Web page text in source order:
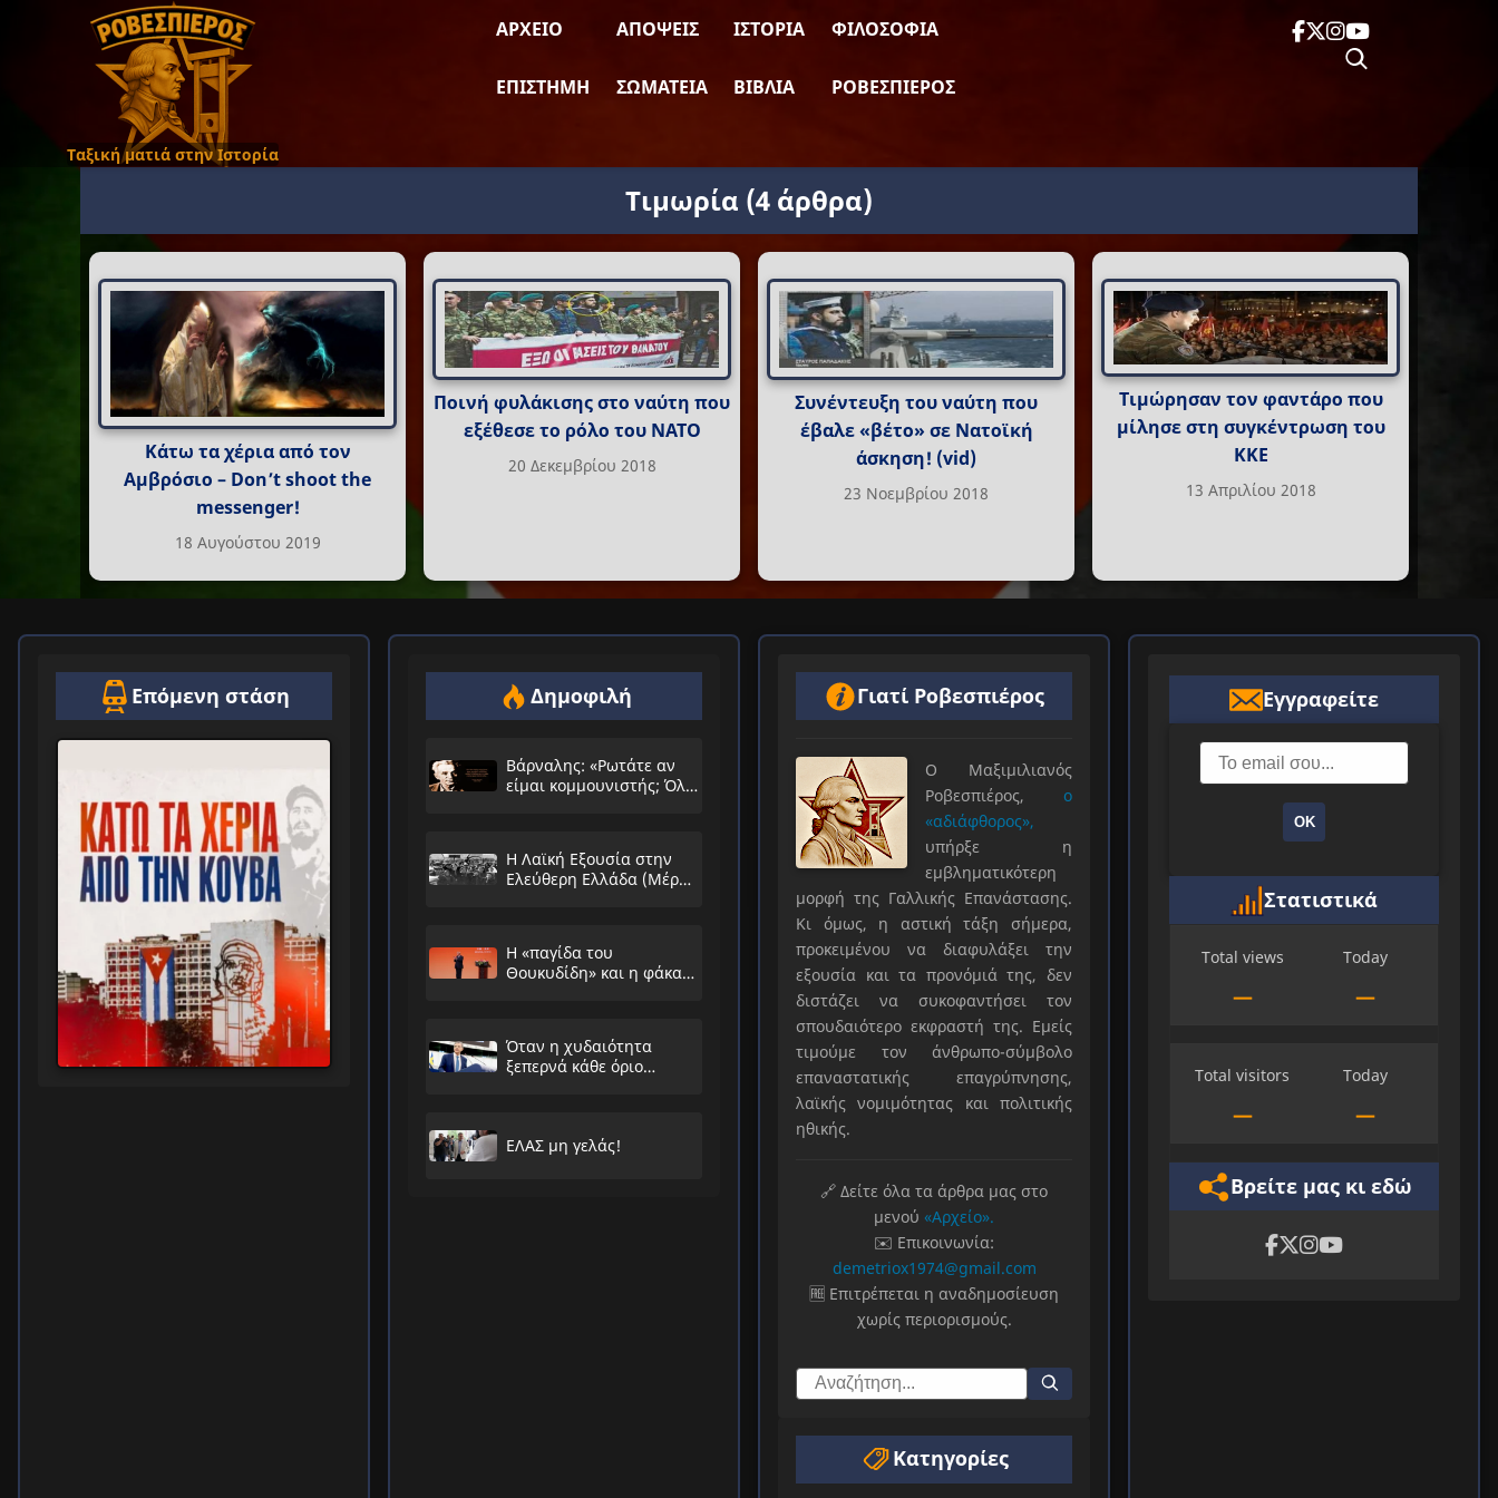
Ταξική ματιά στην Ιστορία
ΑΡΧΕΊΟ ΑΠΌΨΕΙΣ ΙΣΤΟΡΊΑ ΦΙΛΟΣΟΦΊΑ
ΕΠΙΣΤΉΜΗ ΣΩΜΑΤΕΊΑ ΒΙΒΛΊΑ ΡΟΒΕΣΠΙΈΡΟΣ
Τιμωρία (4 άρθρα)
Κάτω τα χέρια από τον
Αμβρόσιο – Don’t shoot the
messenger!
18 Αυγούστου 2019
Ποινή φυλάκισης στο ναύτη που
εξέθεσε το ρόλο του ΝΑΤΟ
20 Δεκεμβρίου 2018
Συνέντευξη του ναύτη που
έβαλε «βέτο» σε Νατοϊκή
άσκηση! (vid)
23 Νοεμβρίου 2018
Τιμώρησαν τον φαντάρο που
μίλησε στη συγκέντρωση του
ΚΚΕ
13 Απριλίου 2018
Επόμενη στάση Δημοφιλή
Βάρναλης: «Ρωτάτε αν
είμαι κομμουνιστής; Όλο
Η Λαϊκή Εξουσία στην
Ελεύθερη Ελλάδα (Μέρος
Η «παγίδα του
Θουκυδίδη» και η φάκα
Όταν η χυδαιότητα
ξεπερνά κάθε όριο…
ΕΛΑΣ μη γελάς!
Γιατί Ροβεσπιέρος
Ο Μαξιμιλιανός
Ροβεσπιέρος, ο
«αδιάφθορος»,
υπήρξε η
εμβληματικότερη
μορφή της Γαλλικής Επανάστασης.
Κι όμως, η αστική τάξη σήμερα,
προκειμένου να διαφυλάξει την
εξουσία και τα προνόμιά της, δεν
διστάζει να συκοφαντήσει τον
σπουδαιότερο εκφραστή της. Εμείς
τιμούμε τον άνθρωπο-σύμβολο
επαναστατικής επαγρύπνησης,
λαϊκής νομιμότητας και πολιτικής
ηθικής.
🔗 Δείτε όλα τα άρθρα μας στο
μενού «Αρχείο».
✉️ Επικοινωνία:
demetriox1974@gmail.com
🆓 Επιτρέπεται η αναδημοσίευση
χωρίς περιορισμούς.
Κατηγορίες
Εγγραφείτε
ΟΚ
Στατιστικά
Total views
—
Today
—
Total visitors
—
Today
—
Βρείτε μας κι εδώ